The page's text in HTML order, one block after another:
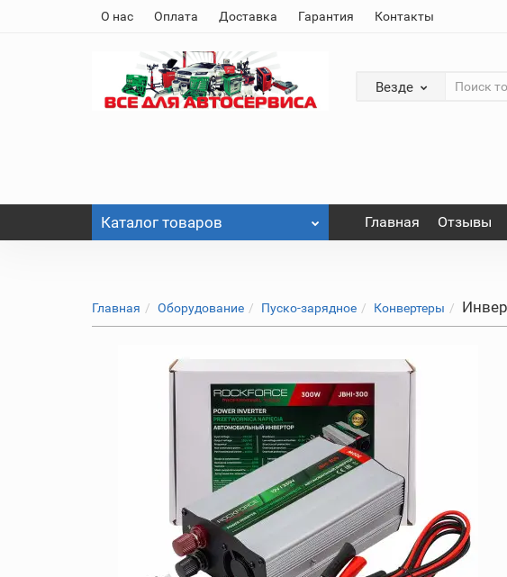
О нас Оплата Доставка Гарантия Контакты
Везде
Каталог товаров Главная Отзывы
Главная Оборудование Пуско-зарядное Конвертеры